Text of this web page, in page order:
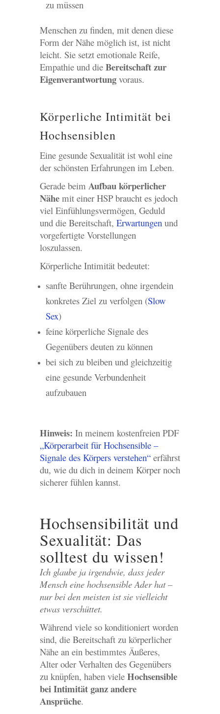
zu müssen
Menschen zu finden, mit denen diese
Form der Nähe möglich ist, ist nicht
leicht. Sie setzt emotionale Reife,
Empathie und die Bereitschaft zur
Eigenverantwortungvoraus.
Körperliche Intimität bei
Hochsensiblen
Eine gesunde Sexualität ist wohl eine
der schönsten Erfahrungen im Leben.
Gerade beim Aufbau körperlicher
Nähemit einer HSP braucht es jedoch
viel Einfühlungsvermögen, Geduld
und die Bereitschaft, Erwartungenund
vorgefertigte Vorstellungen
loszulassen.
Körperliche Intimität bedeutet:
sanfte Berührungen, ohne irgendein
konkretes Ziel zu verfolgen (Slow
Sex)
feine körperliche Signale des
Gegenübers deuten zu können
bei sich zu bleiben und gleichzeitig
eine gesunde Verbundenheit
aufzubauen
Hinweis: In meinem kostenfreien PDF
„Körperarbeit für Hochsensible –
Signale des Körpers verstehen“ erfährst
du, wie du dich in deinem Körper noch
sicherer fühlen kannst.
Hochsensibilität und
Sexualität: Das
solltest du wissen!
Ich glaube ja irgendwie, dass jeder
Mensch eine hochsensible Ader hat –
nur bei den meisten ist sie vielleicht
etwas verschüttet.
Während viele so konditioniert worden
sind, die Bereitschaft zu körperlicher
Nähe an ein bestimmtes Äußeres,
Alter oder Verhalten des Gegenübers
zu knüpfen, haben viele Hochsensible
bei Intimität ganz andere
Ansprüche.